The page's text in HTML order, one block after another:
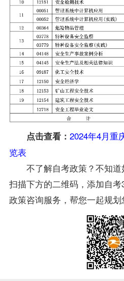
点击查看： 2024年4月重
览表
不了解自考政策？不知
扫描下方的二维码，添加自
政策咨询服务，帮您一起规